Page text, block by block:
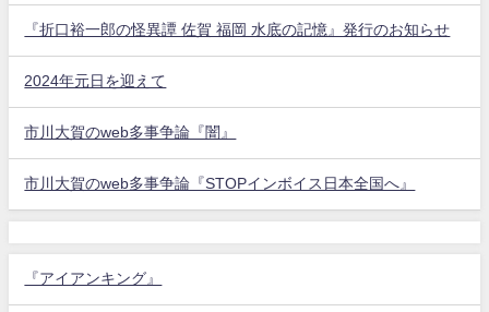
『折口裕一郎の怪異譚 佐賀 福岡 水底の記憶』発行のお知らせ
2024年元日を迎えて
市川大賀のweb多事争論『闇』
市川大賀のweb多事争論『STOPインボイス日本全国へ』
『アイアンキング』